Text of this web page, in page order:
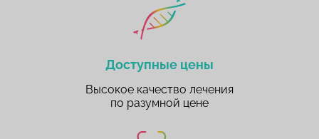
Доступные цены
Высокое качество лечения
по разумной цене